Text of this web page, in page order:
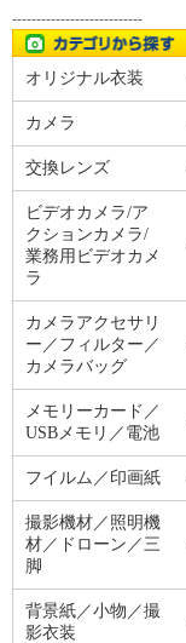
---------------------------
オリジナル衣装
カメラ
交換レンズ
ビデオカメラ/ア
クションカメラ/
業務用ビデオカメ
ラ
カメラアクセサリ
ー／フィルター／
カメラバッグ
メモリーカード／
USBメモリ／電池
フイルム／印画紙
撮影機材／照明機
材／ドローン／三
脚
背景紙／小物／撮
影衣装